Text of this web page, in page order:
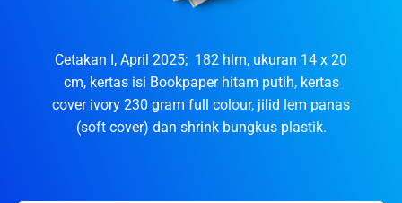
Cetakan I, April 2025; 182 hlm, ukuran 14 x 20
cm, kertas isi Bookpaper hitam putih, kertas
cover ivory 230 gram full colour, jilid lem panas
(soft cover) dan shrink bungkus plastik.